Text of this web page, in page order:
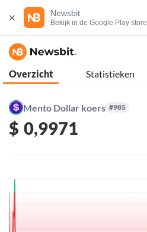
Newsbit
Bekijk in de Google Play store
Overzicht Statistieken
Mento Dollar koers #985
$ 0,9971